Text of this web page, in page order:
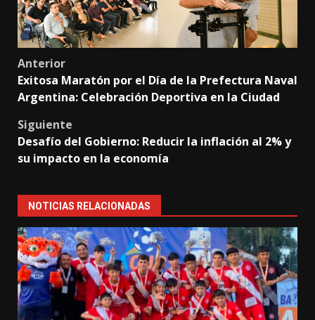
Post
navigation
Anterior
Exitosa Maratón por el Día de la Prefectura Naval
Argentina: Celebración Deportiva en la Ciudad
Siguiente
Desafío del Gobierno: Reducir la inflación al 2% y
su impacto en la economía
NOTICIAS RELACIONADAS